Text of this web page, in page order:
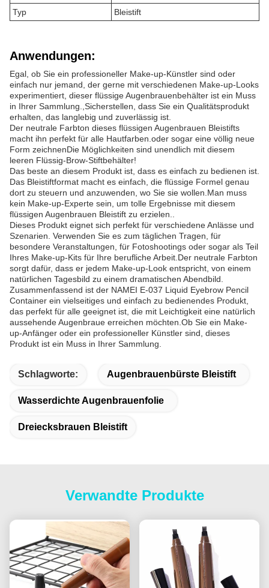
Typ
Bleistift
Anwendungen:
Egal, ob Sie ein professioneller Make-up-Künstler sind oder
einfach nur jemand, der gerne mit verschiedenen Make-up-Looks
experimentiert, dieser flüssige Augenbrauenbehälter ist ein Muss
in Ihrer Sammlung.,Sicherstellen, dass Sie ein Qualitätsprodukt
erhalten, das langlebig und zuverlässig ist.
Der neutrale Farbton dieses flüssigen Augenbrauen Bleistifts
macht ihn perfekt für alle Hautfarben.oder sogar eine völlig neue
Form zeichnenDie Möglichkeiten sind unendlich mit diesem
leeren Flüssig-Brow-Stiftbehälter!
Das beste an diesem Produkt ist, dass es einfach zu bedienen ist.
Das Bleistiftformat macht es einfach, die flüssige Formel genau
dort zu steuern und anzuwenden, wo Sie sie wollen.Man muss
kein Make-up-Experte sein, um tolle Ergebnisse mit diesem
flüssigen Augenbrauen Bleistift zu erzielen..
Dieses Produkt eignet sich perfekt für verschiedene Anlässe und
Szenarien. Verwenden Sie es zum täglichen Tragen, für
besondere Veranstaltungen, für Fotoshootings oder sogar als Teil
Ihres Make-up-Kits für Ihre berufliche Arbeit.Der neutrale Farbton
sorgt dafür, dass er jedem Make-up-Look entspricht, von einem
natürlichen Tagesbild zu einem dramatischen Abendbild.
Zusammenfassend ist der NAMEI E-037 Liquid Eyebrow Pencil
Container ein vielseitiges und einfach zu bedienendes Produkt,
das perfekt für alle geeignet ist, die mit Leichtigkeit eine natürlich
aussehende Augenbraue erreichen möchten.Ob Sie ein Make-
up-Anfänger oder ein professioneller Künstler sind, dieses
Produkt ist ein Muss in Ihrer Sammlung.
Schlagworte: Augenbrauenbürste Bleistift
Wasserdichte Augenbrauenfolie
Dreiecksbrauen Bleistift
Verwandte Produkte